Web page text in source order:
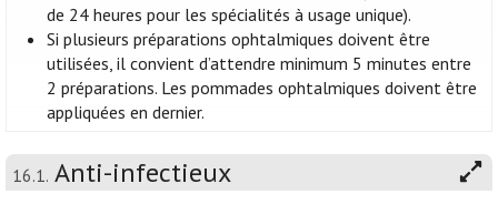
de 24 heures pour les spécialités à usage unique).
Si plusieurs préparations ophtalmiques doivent être
utilisées, il convient d’attendre minimum 5 minutes entre
2 préparations. Les pommades ophtalmiques doivent être
appliquées en dernier.
16.1. Anti-infectieux